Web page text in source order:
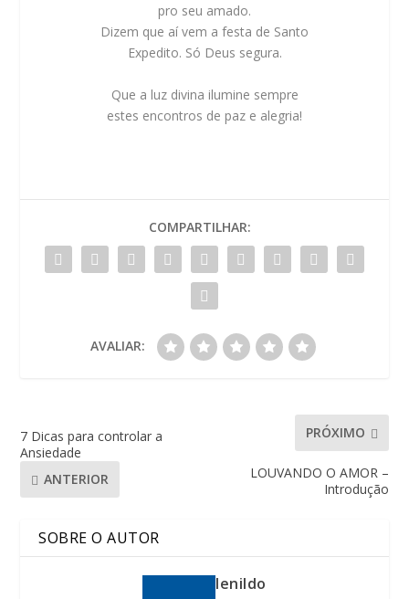
pro seu amado.
Dizem que aí vem a festa de Santo
Expedito. Só Deus segura.
Que a luz divina ilumine sempre
estes encontros de paz e alegria!
COMPARTILHAR:
AVALIAR:
7 Dicas para controlar a
Ansiedade
ANTERIOR
PRÓXIMO
LOUVANDO O AMOR –
Introdução
SOBRE O AUTOR
lenildo